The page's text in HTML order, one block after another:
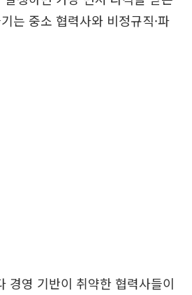
는 중소 협력사와 비정규직·파
경영 기반이 취약한 협력사들이